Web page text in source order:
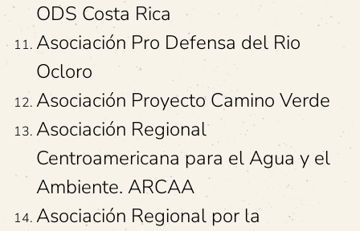
ODS Costa Rica
Asociación Pro Defensa del Rio
Ocloro
Asociación Proyecto Camino Verde
Asociación Regional
Centroamericana para el Agua y el
Ambiente. ARCAA
Asociación Regional por la